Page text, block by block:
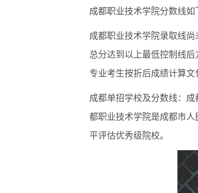
成都职业技术学院分数线如
成都职业技术学院录取线
总分达到以上最低控制线
专业考生按折后成绩计算文
成都单招学校及分数线：
都职业技术学院是成都市
平评估优秀级院校。